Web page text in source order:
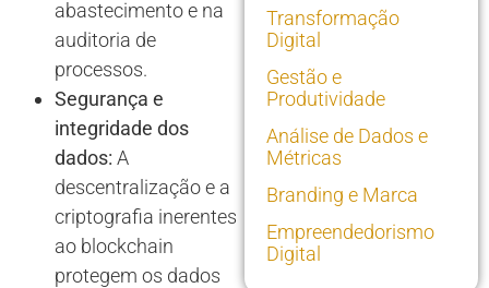
abastecimento e na
auditoria de
processos.
Segurança e
integridade dos
dados: A
descentralização e a
criptografia inerentes
ao blockchain
protegem os dados
Transformação
Digital
Gestão e
Produtividade
Análise de Dados e
Métricas
Branding e Marca
Empreendedorismo
Digital